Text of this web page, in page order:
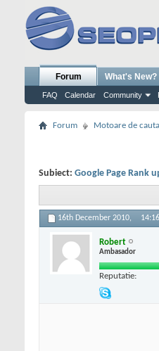
Forum
FAQ Calendar Community
What's New?
Forum Motoare de
Subiect: Google Page Rank
16th December 2010, 14:16
Robert
Ambasador
Reputatie: